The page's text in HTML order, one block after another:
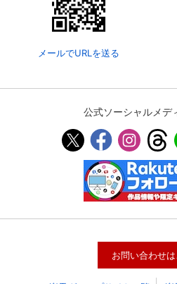
会員情報
基本情報
決済方法
メールでURLを送る
公式ソーシャルメデ
お問い合わせ